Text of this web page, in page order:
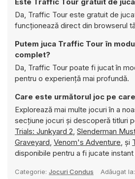
Da, Traffic Tour este gratuit de
funcționează direct din browserul
Putem juca Traffic Tour în
complet?
Da, Traffic Tour poate fi jucat în
pentru o experiență mai profundă.
Care este următorul joc pe
Explorează mai multe jocuri în a
secțiune jocuri și descoperă titluri
Trials: Junkyard 2, Slenderman
Graveyard, Venom's Adventure, și
disponibile pentru a fi jucate
Categorie: Jocuri Condus Adăugat la: